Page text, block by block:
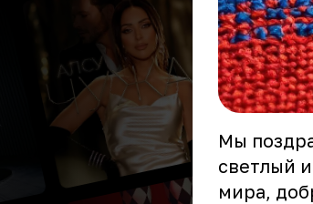
Мы
светлый
мира,